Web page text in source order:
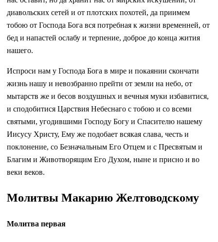
диавольских сетей и от плотских похотей, да приимем
тобою от Господа Бога вся потребная к жизни временней, от
бед и напастей ослабу и терпение, доброе до конца жития
нашего.
Испроси нам у Господа Бога в мире и покаянии скончати
жизнь нашу и невозбранно прейти от земли на небо, от
мытарств же и бесов воздушных и вечныя муки избавитися,
и сподобитися Царствия Небеснаго с тобою и со всеми
святыми, угодившими Господу Богу и Спасителю нашему
Иисусу Христу, Ему же подобает всякая слава, честь и
поклонение, со Безначальным Его Отцем и с Пресвятым и
Благим и Животворящим Его Духом, ныне и присно и во
веки веков.
Молитвы Макарию Желтоводскому
Молитва первая